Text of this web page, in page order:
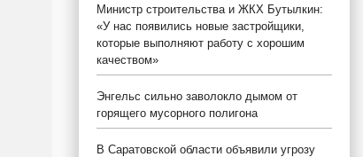
Министр строительства и ЖКХ Бутылкин:
«У нас появились новые застройщики,
которые выполняют работу с хорошим
качеством»
Энгельс сильно заволокло дымом от
горящего мусорного полигона
В Саратовской области объявили угрозу